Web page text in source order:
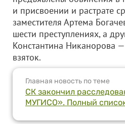
и присвоении и растрате
заместителя Артема
шести преступлениях, а
Константина Никанорова
взяток.
Главная новость по теме
СК закончил
МУГИСО». Полный